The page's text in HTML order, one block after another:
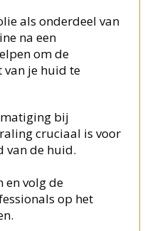
als onderdeel van
na een
om de
van je huid te
bij
cruciaal is voor
van de huid.
en volg de
op het